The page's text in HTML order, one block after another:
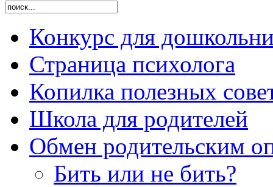
Конкурс для
Страница психолога
Копилка полезных
Школа для родителей
Обмен родительским
Бить или не бить?